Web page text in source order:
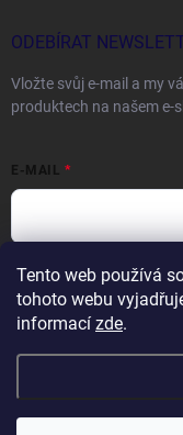
Tento web používá
tohoto webu
informací zde.
ODEBÍRAT
Vložte svůj e-mail a my
produktech na našem e-
E-MAIL
Vložením e-mailu
Přihlásit se
Copyright 2026